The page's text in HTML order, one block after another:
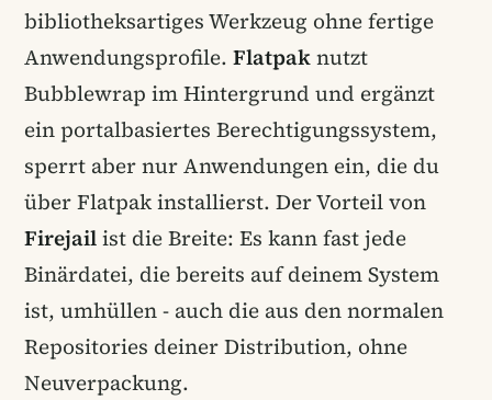
bibliotheksartiges Werkzeug ohne fertige
Anwendungsprofile. Flatpaknutzt
Bubblewrap im Hintergrund und ergänzt
ein portalbasiertes Berechtigungssystem,
sperrt aber nur Anwendungen ein, die du
über Flatpak installierst. Der Vorteil von
Firejailist die Breite: Es kann fast jede
Binärdatei, die bereits auf deinem System
ist, umhüllen - auch die aus den normalen
Repositories deiner Distribution, ohne
Neuverpackung.